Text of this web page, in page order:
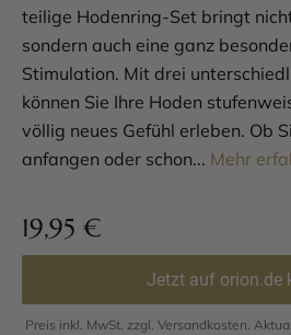
teilige Hodenring-Set bringt
sondern auch eine ganz
Stimulation. Mit drei
können Sie Ihre Hoden
völlig neues Gefühl erleben. Ob
anfangen oder schon... Mehr
19,95 €
Jetzt auf orion.de
Preis inkl. MwSt. zzgl. Versandkosten.